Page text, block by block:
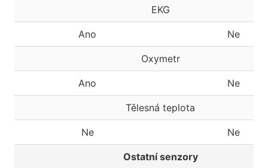
EKG
Ano Ne
Oxymetr
Ano Ne
Tělesná teplota
Ne Ne
Ostatní senzory